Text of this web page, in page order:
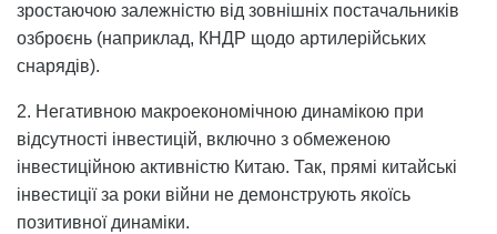
зростаючою залежністю від зовнішніх постачальників
озброєнь (наприклад, КНДР щодо артилерійських
снарядів).
2. Негативною макроекономічною динамікою при
відсутності інвестицій, включно з обмеженою
інвестиційною активністю Китаю. Так, прямі китайські
інвестиції за роки війни не демонструють якоїсь
позитивної динаміки.